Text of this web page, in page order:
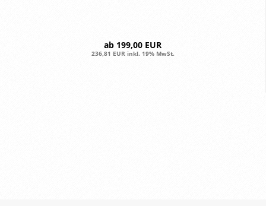
ab 199,00 EUR
236,81 EUR inkl. 19% MwSt.